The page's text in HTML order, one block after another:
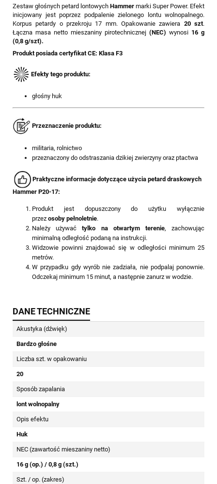
Zestaw głośnych petard lontowych Hammer marki Super Power. Efekt
inicjowany jest poprzez podpalenie zielonego lontu wolnopalnego.
Korpus petardy o przekroju 17 mm. Opakowanie zawiera 20 szt.
Łączna masa netto mieszaniny pirotechnicznej (NEC) wynosi 16 g
(0,8 g/szt).
Produkt posiada certyfikat CE: Klasa F3
Efekty tego produktu:
głośny huk
Przeznaczenie produktu:
militaria, rolnictwo
przeznaczony do odstraszania dzikiej zwierzyny oraz ptactwa
Praktyczne informacje dotyczące użycia petard draskowych
Hammer P20-17:
Produkt jest dopuszczony do użytku wyłącznie
przez osoby pełnoletnie.
Należy używaćtylko na otwartym terenie, zachowując
minimalną odległość podaną na instrukcji.
Widzowie powinni znajdować się w odległości minimum 25
metrów.
W przypadku gdy wyrób nie zadziała, nie podpalaj ponownie.
Odczekaj minimum 15 minut, a następnie zanurz w wodzie.
DANE TECHNICZNE
Akustyka (dźwięk)
Bardzo głośne
Liczba szt. w opakowaniu
20
Sposób zapalania
lont wolnopalny
Opis efektu
Huk
NEC (zawartość mieszaniny netto)
16 g (op.) / 0,8 g (szt.)
Szt. / op. (zakres)